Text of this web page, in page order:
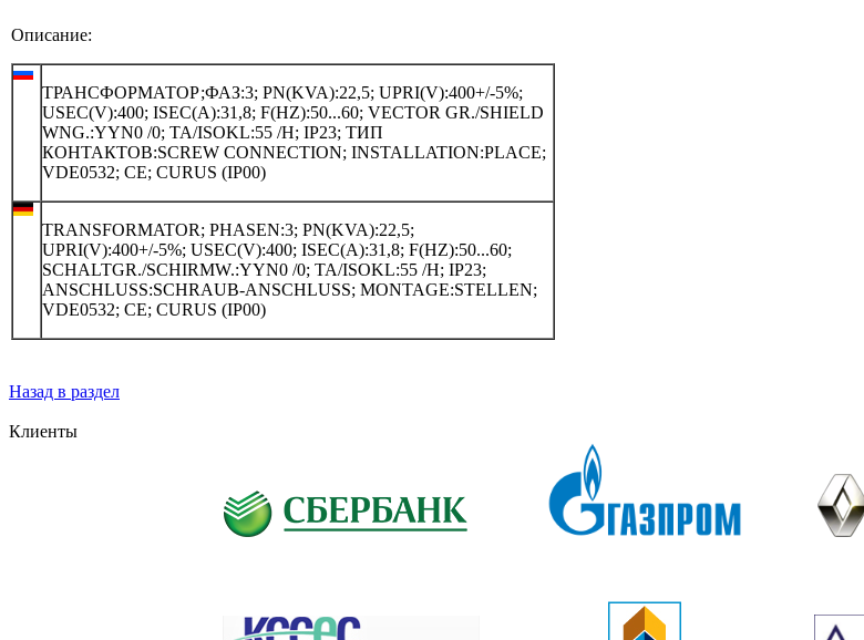
Описание:
ТРАНСФОРМАТОР;ФАЗ:3; PN(KVA):22,5; UPRI(V):400+/-5%;
USEC(V):400; ISEC(A):31,8; F(HZ):50...60; VECTOR GR./SHIELD
WNG.:YYN0 /0; TA/ISOKL:55 /H; IP23; ТИП
КОНТАКТОВ:SCREW CONNECTION; INSTALLATION:PLACE;
VDE0532; CE; CURUS (IP00)
TRANSFORMATOR; PHASEN:3; PN(KVA):22,5;
UPRI(V):400+/-5%; USEC(V):400; ISEC(A):31,8; F(HZ):50...60;
SCHALTGR./SCHIRMW.:YYN0 /0; TA/ISOKL:55 /H; IP23;
ANSCHLUSS:SCHRAUB-ANSCHLUSS; MONTAGE:STELLEN;
VDE0532; CE; CURUS (IP00)
Назад в раздел
Клиенты